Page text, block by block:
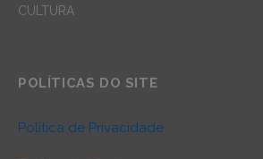
CULTURA
POLÍTICAS DO SITE
Política de Privacidade